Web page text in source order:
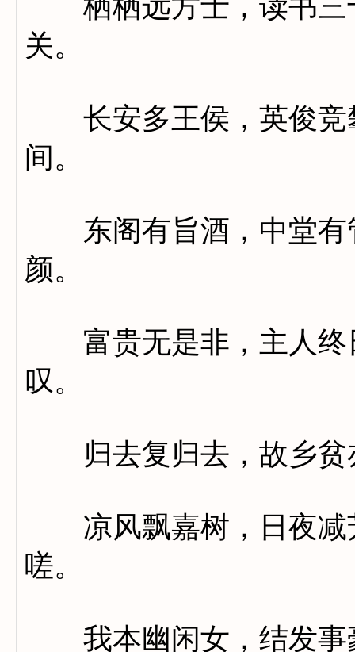
栖栖远方士，读书三
关。
长安多王侯，英俊竞
间。
东阁有旨酒，中堂有
颜。
富贵无是非，主人终
叹。
归去复归去，故乡贫
凉风飘嘉树，日夜减
嗟。
我本幽闲女，结发事